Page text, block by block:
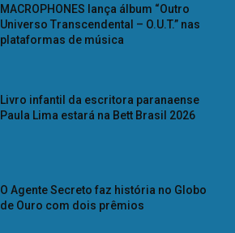
MACROPHONES lança álbum “Outro
Universo Transcendental – O.U.T.” nas
plataformas de música
Livro infantil da escritora paranaense
Paula Lima estará na Bett Brasil 2026
O Agente Secreto faz história no Globo
de Ouro com dois prêmios